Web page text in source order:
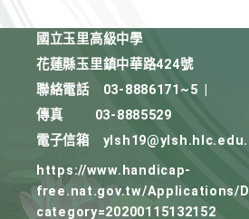
國立玉里高級中學
花蓮縣玉里鎮中華路424號
聯絡電話
03-8886171~5
傳真
03-8885529
電子信箱
https://www.handicap-
free.nat.gov.tw/Applications/
category=20200115132152